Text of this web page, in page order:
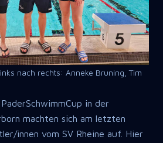
nach rechts: Anneke Bruning, Tim
in der
machten sich am letzten
innen vom SV Rheine auf. Hier